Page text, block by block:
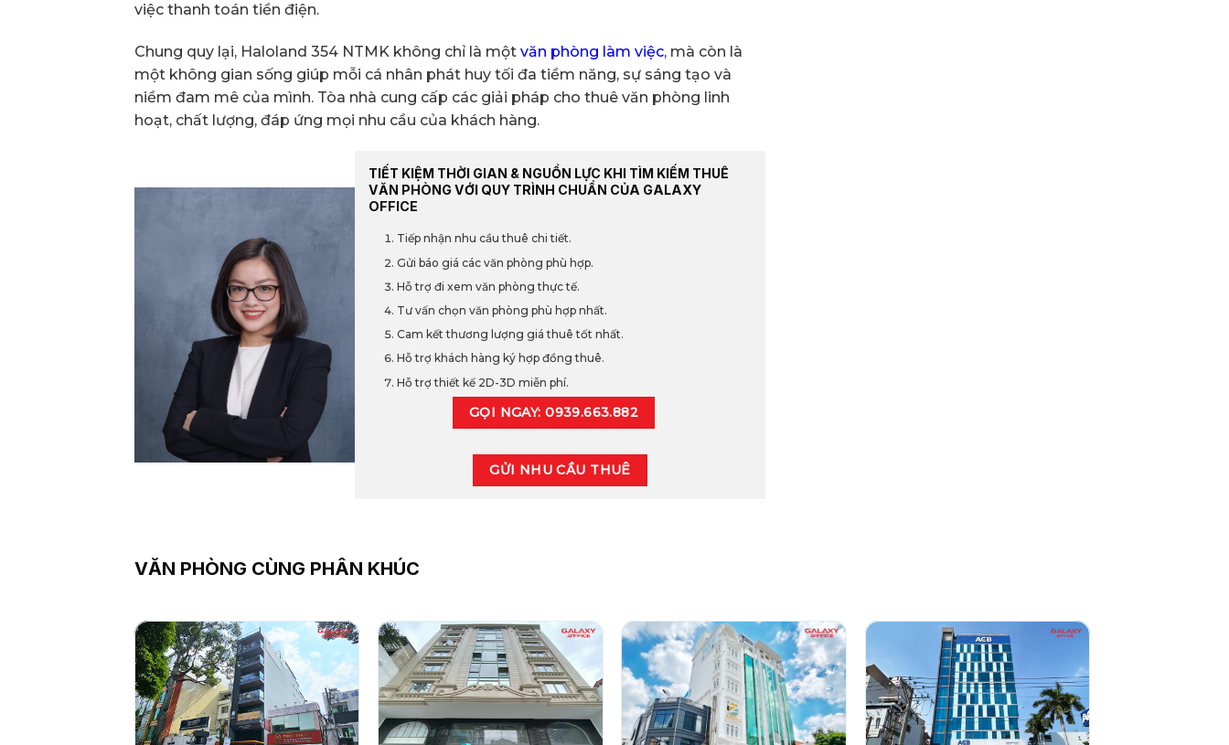
việc thanh toán tiền điện.
Chung quy lại, Haloland 354 NTMK không chỉ là một văn phòng làm việc, mà còn là
một không gian sống giúp mỗi cá nhân phát huy tối đa tiềm năng, sự sáng tạo và
niềm đam mê của mình. Tòa nhà cung cấp các giải pháp cho thuê văn phòng linh
hoạt, chất lượng, đáp ứng mọi nhu cầu của khách hàng.
TIẾT KIỆM THỜI GIAN & NGUỒN LỰC KHI TÌM KIẾM THUÊ
VĂN PHÒNG VỚI QUY TRÌNH CHUẨN CỦA GALAXY
OFFICE
Tiếp nhận nhu cầu thuê chi tiết.
Gửi báo giá các văn phòng phù hợp.
Hỗ trợ đi xem văn phòng thực tế.
Tư vấn chọn văn phòng phù hợp nhất.
Cam kết thương lượng giá thuê tốt nhất.
Hỗ trợ khách hàng ký hợp đồng thuê.
Hỗ trợ thiết kế 2D-3D miễn phí.
GỌI NGAY: 0939.663.882
GỬI NHU CẦU THUÊ
VĂN PHÒNG CÙNG PHÂN KHÚC